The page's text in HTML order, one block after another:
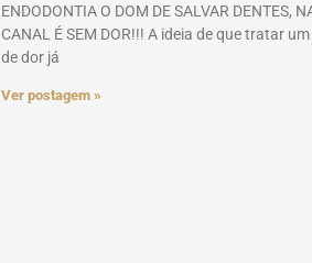
ENDODONTIA O DOM DE SALVAR DENTES,
CANAL É SEM DOR!!! A ideia de que tratar
de dor já
Ver postagem »